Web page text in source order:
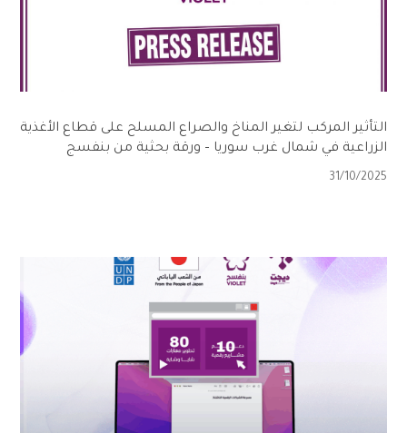
التأثير المركب لتغير المناخ والصراع المسلح على قطاع الأغذية
الزراعية في شمال غرب سوريا – ورقة بحثية من بنفسج
31/10/2025